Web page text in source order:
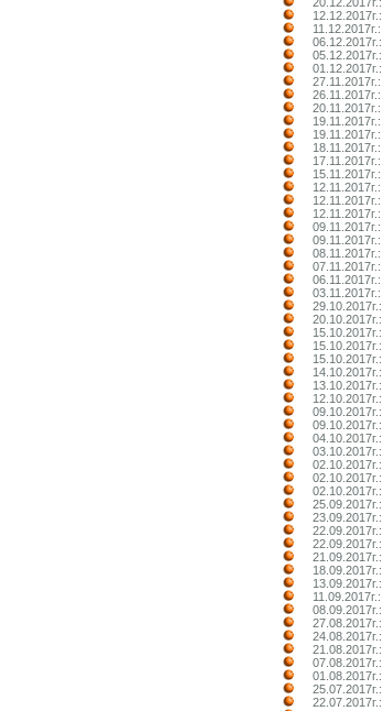
12.12.2017г.:
11.12.2017г.:
06.12.2017г.:
05.12.2017г.:
01.12.2017г.:
27.11.2017г.:
26.11.2017г.:
20.11.2017г.:
19.11.2017г.:
19.11.2017г.:
18.11.2017г.:
17.11.2017г.:
15.11.2017г.:
12.11.2017г.:
12.11.2017г.:
12.11.2017г.:
09.11.2017г.:
09.11.2017г.:
08.11.2017г.:
07.11.2017г.:
06.11.2017г.:
03.11.2017г.:
29.10.2017г.:
20.10.2017г.:
15.10.2017г.:
15.10.2017г.:
15.10.2017г.:
14.10.2017г.:
13.10.2017г.:
12.10.2017г.:
09.10.2017г.:
09.10.2017г.:
04.10.2017г.:
03.10.2017г.:
02.10.2017г.:
02.10.2017г.:
02.10.2017г.:
25.09.2017г.:
23.09.2017г.:
22.09.2017г.:
22.09.2017г.:
21.09.2017г.:
18.09.2017г.:
13.09.2017г.:
11.09.2017г.:
08.09.2017г.:
27.08.2017г.:
24.08.2017г.:
21.08.2017г.:
07.08.2017г.:
01.08.2017г.:
25.07.2017г.:
22.07.2017г.: